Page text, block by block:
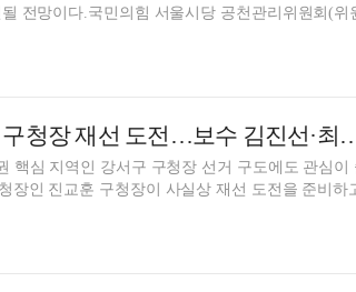
전망이다.국민의힘 서울시당 공천관리위원회(위
‘진보 강세’ 강서구, 진교훈 구청장 재선 도전
핵심 지역인 강서구 구청장 선거 구도에도 관심이
장인 진교훈 구청장이 사실상 재선 도전을 준비하